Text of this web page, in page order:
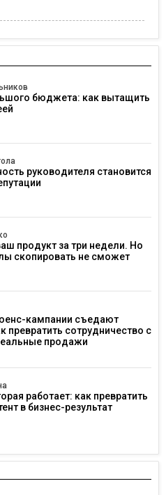
бюджета: как вытащить
руководителя становится
продукт за три недели. Но
скопировать не сможет
кампании съедают
превратить сотрудничество с
продажи
работает: как превратить
в бизнес-результат